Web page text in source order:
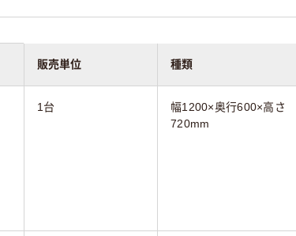
販売単位 種類
1台
幅1200×奥行600×高さ
720mm